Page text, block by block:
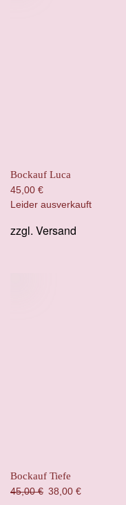
Bockauf Luca
45,00 €
Leider ausverkauft
zzgl. Versand
Bockauf Tiefe
45,00€ Ursprünglicher
38,00 €